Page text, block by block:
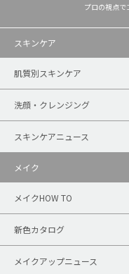
プロの視点で
スキンケア
肌質別スキンケア
洗顔・クレンジング
スキンケアニュース
メイク
メイクHOW TO
新色カタログ
メイクアップニュース